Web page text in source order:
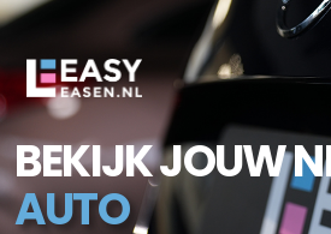
BEKIJK JOUW
AUTO